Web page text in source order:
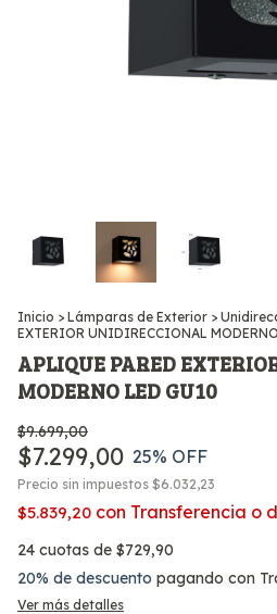
Inicio > Lámparas de Exterior >
EXTERIOR UNIDIRECCIONAL
APLIQUE PARED
MODERNO LED GU10
$9.699,00
$7.299,00 25% OFF
Precio sin impuestos $6.032,23
$5.839,20 con Transferencia o
24 cuotas de $729,90
20% de descuento pagando con
Ver más detalles